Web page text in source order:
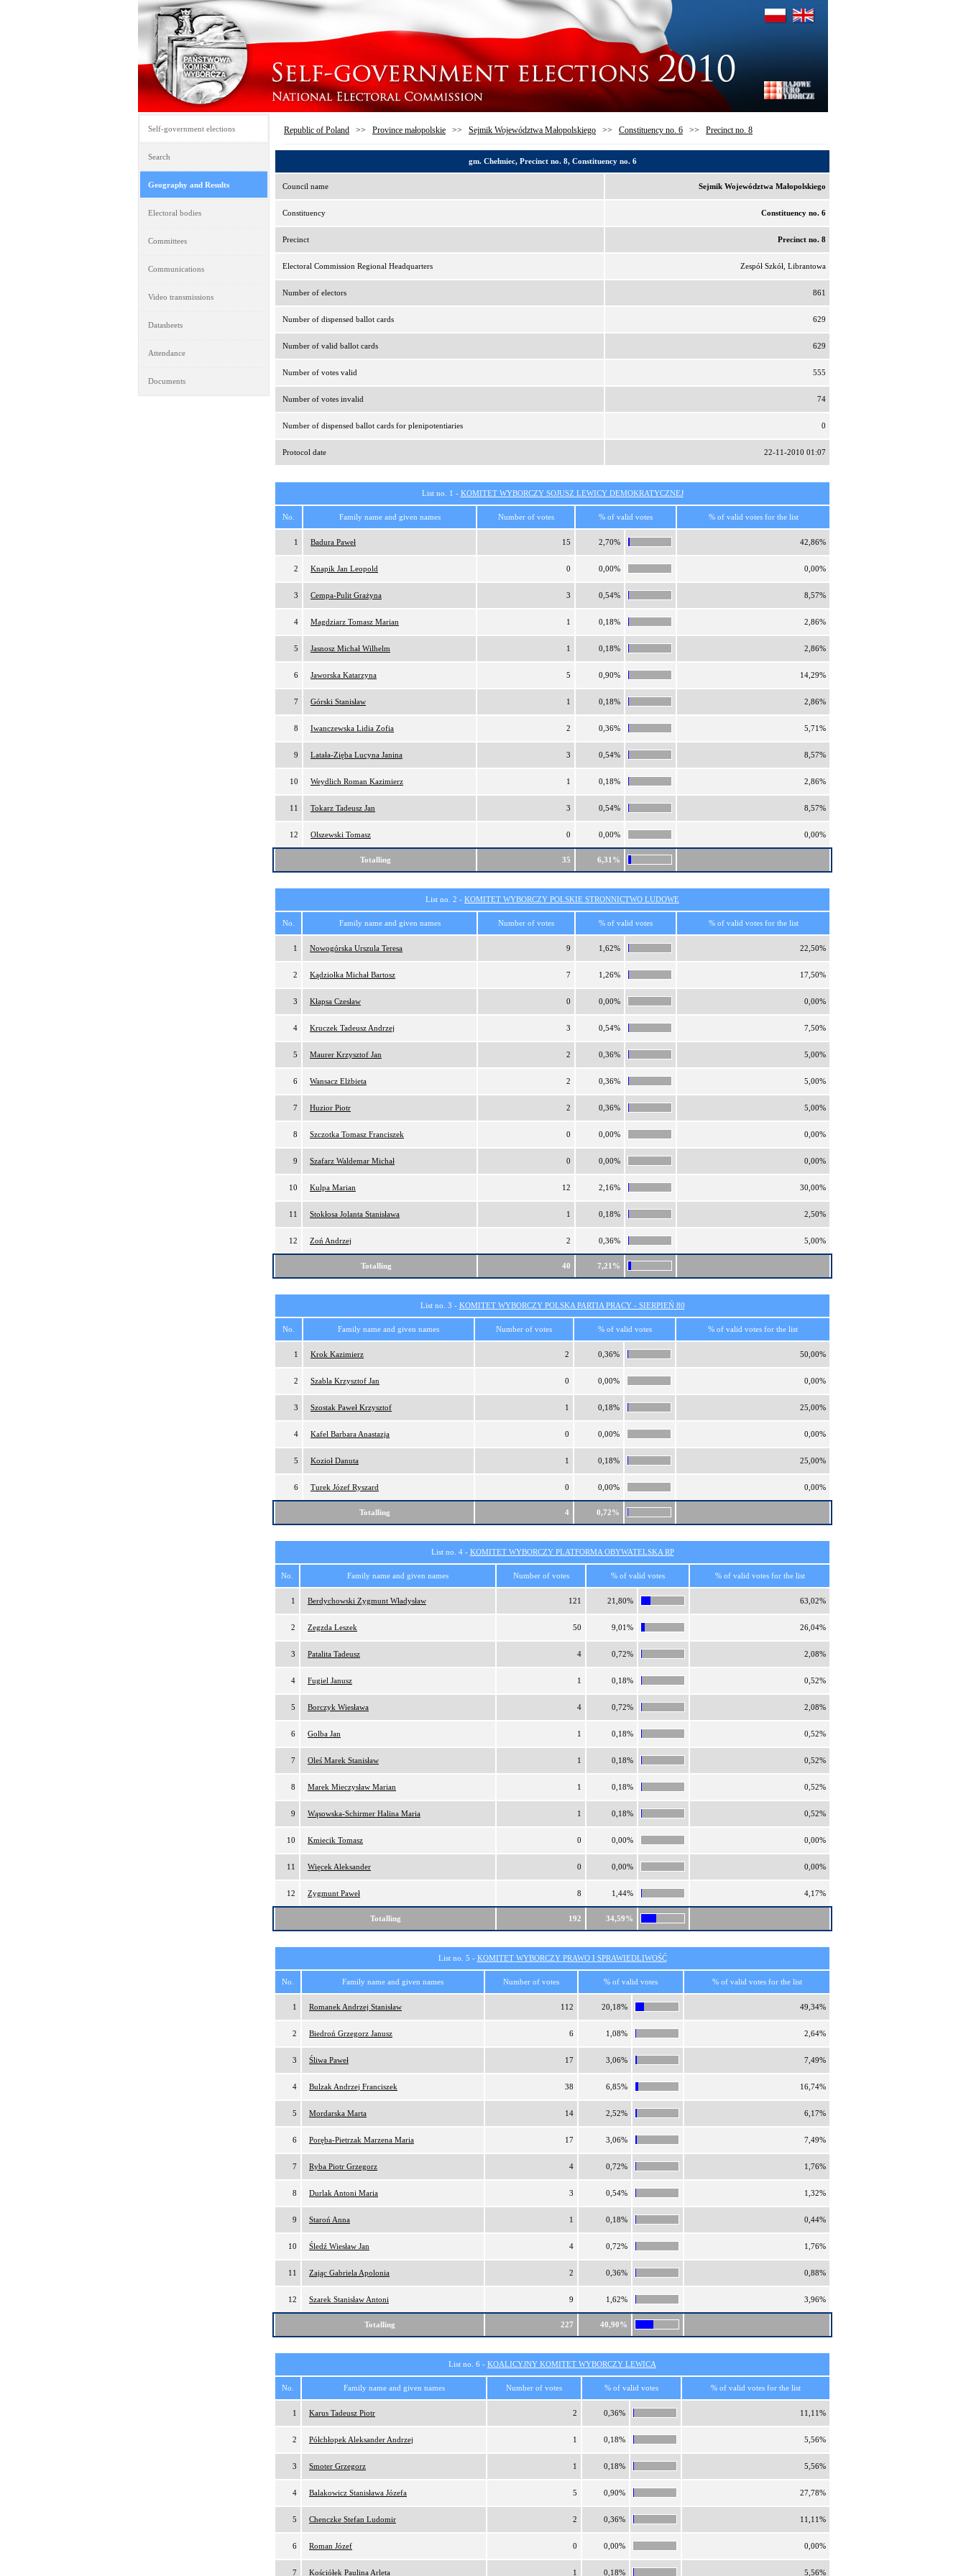
Self-government elections
Search
Geography and Results
Electoral bodies
Committees
Communications
Video transmissions
Datasheets
Attendance
Documents
Republic of Poland >> Province małopolskie >> Sejmik Województwa Małopolskiego >> Constituency no. 6 >> Precinct no. 8
gm. Chełmiec, Precinct no. 8, Constituency no. 6
Council name Sejmik Województwa Małopolskiego
Constituency Constituency no. 6
Precinct Precinct no. 8
Electoral Commission Regional Headquarters Zespół Szkół, Librantowa
Number of electors 861
Number of dispensed ballot cards 629
Number of valid ballot cards 629
Number of votes valid 555
Number of votes invalid 74
Number of dispensed ballot cards for plenipotentiaries 0
Protocol date 22-11-2010 01:07
List no. 1 - KOMITET WYBORCZY SOJUSZ LEWICY DEMOKRATYCZNEJ
No. Family name and given names Number of votes % of valid votes % of valid votes for the list
1 Badura Paweł 15 2,70% 42,86%
2 Knapik Jan Leopold 0 0,00% 0,00%
3 Cempa-Pulit Grażyna 3 0,54% 8,57%
4 Magdziarz Tomasz Marian 1 0,18% 2,86%
5 Jasnosz Michał Wilhelm 1 0,18% 2,86%
6 Jaworska Katarzyna 5 0,90% 14,29%
7 Górski Stanisław 1 0,18% 2,86%
8 Iwanczewska Lidia Zofia 2 0,36% 5,71%
9 Latała-Zięba Lucyna Janina 3 0,54% 8,57%
10 Weydlich Roman Kazimierz 1 0,18% 2,86%
11 Tokarz Tadeusz Jan 3 0,54% 8,57%
12 Olszewski Tomasz 0 0,00% 0,00%
Totalling 35 6,31%
List no. 2 - KOMITET WYBORCZY POLSKIE STRONNICTWO LUDOWE
No. Family name and given names Number of votes % of valid votes % of valid votes for the list
1 Nowogórska Urszula Teresa 9 1,62% 22,50%
2 Kądziołka Michał Bartosz 7 1,26% 17,50%
3 Kłapsa Czesław 0 0,00% 0,00%
4 Kruczek Tadeusz Andrzej 3 0,54% 7,50%
5 Maurer Krzysztof Jan 2 0,36% 5,00%
6 Wansacz Elżbieta 2 0,36% 5,00%
7 Huzior Piotr 2 0,36% 5,00%
8 Szczotka Tomasz Franciszek 0 0,00% 0,00%
9 Szafarz Waldemar Michał 0 0,00% 0,00%
10 Kulpa Marian 12 2,16% 30,00%
11 Stokłosa Jolanta Stanisława 1 0,18% 2,50%
12 Zoń Andrzej 2 0,36% 5,00%
Totalling 40 7,21%
List no. 3 - KOMITET WYBORCZY POLSKA PARTIA PRACY - SIERPIEŃ 80
No. Family name and given names Number of votes % of valid votes % of valid votes for the list
1 Krok Kazimierz 2 0,36% 50,00%
2 Szabla Krzysztof Jan 0 0,00% 0,00%
3 Szostak Paweł Krzysztof 1 0,18% 25,00%
4 Kafel Barbara Anastazja 0 0,00% 0,00%
5 Kozioł Danuta 1 0,18% 25,00%
6 Turek Józef Ryszard 0 0,00% 0,00%
Totalling 4 0,72%
List no. 4 - KOMITET WYBORCZY PLATFORMA OBYWATELSKA RP
No. Family name and given names Number of votes % of valid votes % of valid votes for the list
1 Berdychowski Zygmunt Władysław 121 21,80% 63,02%
2 Zegzda Leszek 50 9,01% 26,04%
3 Patalita Tadeusz 4 0,72% 2,08%
4 Fugiel Janusz 1 0,18% 0,52%
5 Borczyk Wiesława 4 0,72% 2,08%
6 Golba Jan 1 0,18% 0,52%
7 Oleś Marek Stanisław 1 0,18% 0,52%
8 Marek Mieczysław Marian 1 0,18% 0,52%
9 Wąsowska-Schirmer Halina Maria 1 0,18% 0,52%
10 Kmiecik Tomasz 0 0,00% 0,00%
11 Więcek Aleksander 0 0,00% 0,00%
12 Zygmunt Paweł 8 1,44% 4,17%
Totalling 192 34,59%
List no. 5 - KOMITET WYBORCZY PRAWO I SPRAWIEDLIWOŚĆ
No. Family name and given names Number of votes % of valid votes % of valid votes for the list
1 Romanek Andrzej Stanisław 112 20,18% 49,34%
2 Biedroń Grzegorz Janusz 6 1,08% 2,64%
3 Śliwa Paweł 17 3,06% 7,49%
4 Bulzak Andrzej Franciszek 38 6,85% 16,74%
5 Mordarska Marta 14 2,52% 6,17%
6 Poręba-Pietrzak Marzena Maria 17 3,06% 7,49%
7 Ryba Piotr Grzegorz 4 0,72% 1,76%
8 Durlak Antoni Maria 3 0,54% 1,32%
9 Staroń Anna 1 0,18% 0,44%
10 Śledź Wiesław Jan 4 0,72% 1,76%
11 Zając Gabriela Apolonia 2 0,36% 0,88%
12 Szarek Stanisław Antoni 9 1,62% 3,96%
Totalling 227 40,90%
List no. 6 - KOALICYJNY KOMITET WYBORCZY LEWICA
No. Family name and given names Number of votes % of valid votes % of valid votes for the list
1 Karus Tadeusz Piotr 2 0,36% 11,11%
2 Półchłopek Aleksander Andrzej 1 0,18% 5,56%
3 Smoter Grzegorz 1 0,18% 5,56%
4 Balakowicz Stanisława Józefa 5 0,90% 27,78%
5 Chenczke Stefan Ludomir 2 0,36% 11,11%
6 Roman Józef 0 0,00% 0,00%
7 Kościółek Paulina Arleta 1 0,18% 5,56%